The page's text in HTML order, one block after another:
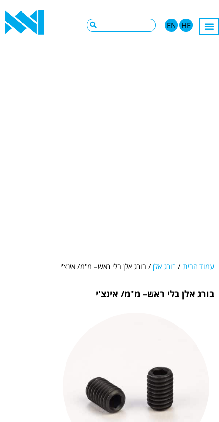
HE
EN
עמוד הבית / בורג אלן / בורג אלן בלי ראש– מ"מ/ אינצ'י
בורג אלן בלי ראש– מ"מ/ אינצ'י